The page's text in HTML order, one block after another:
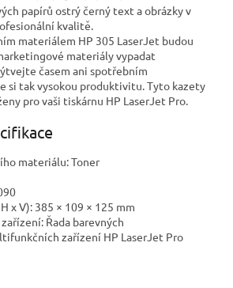
papírů ostrý černý text a obrázky v
kvalitě.
materiálem HP 305 LaserJet budou
materiály vypadat
časem ani spotřebním
si tak vysokou produktivitu. Tyto kazety
pro vaši tiskárnu HP LaserJet Pro.
materiálu: Toner
x V): 385 × 109 × 125 mm
Řada barevných
zařízení HP LaserJet Pro